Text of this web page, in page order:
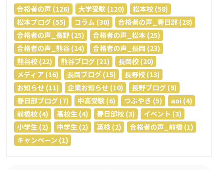
合格者の声 (126) 大学受験 (120)
松本校 (58)
松本ブログ (55)
コラム (30)
合格者の声_春日部 (28)
合格者の声_長野 (25)
合格者の声_松本 (25)
合格者の声_熊谷 (24)
合格者の声_長岡 (23)
熊谷校 (22)
熊谷ブログ (21)
長岡校 (20)
メディア (16)
長岡ブログ (15)
長野校 (13)
お知らせ (11)
企業お知らせ (10)
長野ブログ (9)
春日部ブログ (7)
中高受験 (6) つぶやき (5)
aoi (4)
前橋校 (4)
高校生 (4) 春日部校 (3)
イベント (3)
小学生 (2)
中学生 (2) 英検 (2)
合格者の声_前橋 (1)
キャンペーン (1)